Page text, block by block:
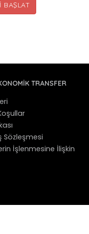
BAŞLAT
TRANSFER
Sözleşmesi
İşlenmesine İlişkin